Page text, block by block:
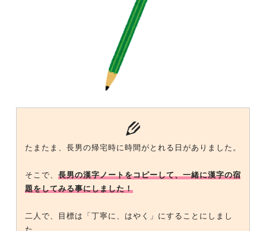
たまたま、長男の帰宅時に時間がとれる日がありました。
そこで、 長男の漢字ノートをコピーして、一緒に漢字の宿
題をしてみる事にしました！
二人で、目標は「丁寧に、はやく」にすることにしまし